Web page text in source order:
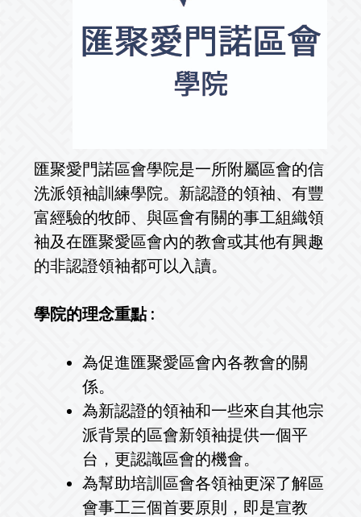
匯聚愛門諾區會學院是一所附屬區會的信
洗派領袖訓練學院。新認證的領袖、有豐
富經驗的牧師、與區會有關的事工組織領
袖及在匯聚愛區會內的教會或其他有興趣
的非認證領袖都可以入讀。
學院的理念重點 :
為促進匯聚愛區會內各教會的關
係。
為新認證的領袖和一些來自其他宗
派背景的區會新領袖提供一個平
台，更認識區會的機會。
為幫助培訓區會各領袖更深了解區
會事工三個首要原則，即是宣教